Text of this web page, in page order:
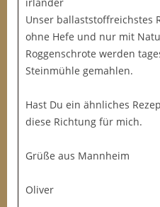
Unser ballaststoffreichstes
ohne Hefe und nur mit
Roggenschrote werden
Steinmühle gemahlen.
Hast Du ein ähnliches
diese Richtung für mich.
Grüße aus Mannheim
Oliver